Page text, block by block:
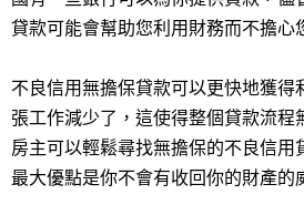
貸款可能會幫助您利用財務而不擔心
不良信用無擔保貸款可以更快地獲
張工作減少了，這使得整個貸款流
房主可以輕鬆尋找無擔保的不良信
最大優點是你不會有收回你的財產